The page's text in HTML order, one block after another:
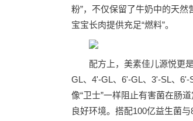
粉”，不仅保留了牛奶中的天
宝宝长肉提供充足“燃料”。
配方上，美素佳儿源悦更
GL、4'-GL、6'-GL、3'-SL、
像“卫士”一样阻止有害菌在肠
良好环境。搭配100亿益生菌